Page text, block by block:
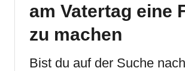
am Vatertag eine
zu machen
Bist du auf der Suche